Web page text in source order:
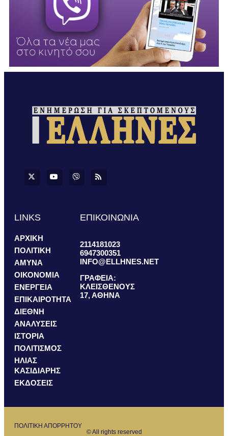
LINKS
ΑΡΧΙΚΗ
ΠΟΛΙΤΙΚΗ
ΑΜΥΝΑ
ΟΙΚΟΝΟΜΙΑ
ΕΝΕΡΓΕΙΑ
ΕΠΙΚΑΙΡΟΤΗΤΑ
ΔΙΕΘΝΗ
ΑΝΑΛΥΣΕΙΣ
ΙΣΤΟΡΙΑ
ΠΟΛΙΤΙΣΜΟΣ
ΗΛΙΑΣ
ΚΑΣΙΔΙΑΡΗΣ
ΕΚΔΟΣΕΙΣ
ΕΠΙΚΟΙΝΩΝΙΑ
2114181023
6947300351
INFO@ELLHNES.NET
ΓΡΑΦΕΙΑ:
ΚΛΕΙΣΘΕΝΟΥΣ
17, ΑΘΗΝΑ
ΠΟΛΙΤΙΚΗ ΑΠΟΡΡΗΤΟΥ
© All rights reserved